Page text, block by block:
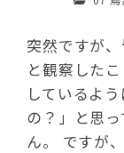
突然ですが
と観察した
しているよ
の？」と思
ん。 ですが